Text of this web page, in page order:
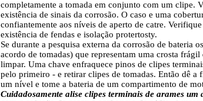
completamente a tomada em conjunto com um clipe.
existência de sinais da corrosão. O caso e uma
confiantemente aos níveis de aperto de catre.
existência de fendas e isolação protertosty.
Se durante a pesquisa externa da corrosão de bateria
acordo de tomadas) que representam uma crosta
limpar. Uma chave enfraquece pinos de clipes
pelo primeiro - e retirar clipes de tomadas. Então dê
um nível e tome a bateria de um compartimento de
Cuidadosamente alise clipes terminais de arames